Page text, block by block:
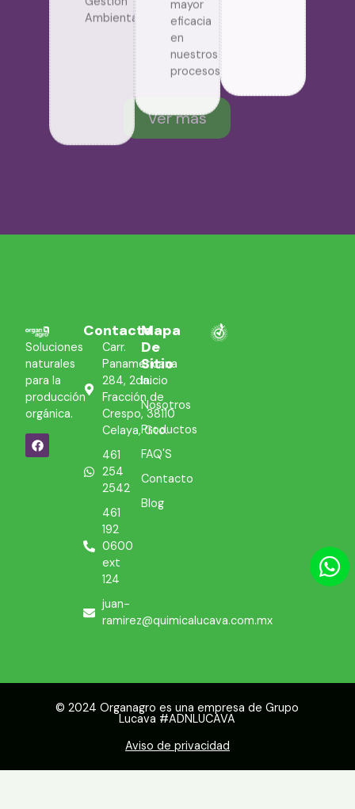
en
nuestros
procesos.
Ver más
Soluciones
naturales
para la
producción
orgánica.
Contacto
Carr.
Panamericana
284, 2da.
Fracción de
Crespo, 38110
Celaya, Gto.
461
254
2542
461
192
0600
ext
124
juan-
ramirez@quimicalucava.com.mx
Mapa
De
Sitio
Inicio
Nosotros
Productos
FAQ'S
Contacto
Blog
© 2024 Organagro es una empresa de Grupo
Lucava #ADNLUCAVA
Aviso de privacidad